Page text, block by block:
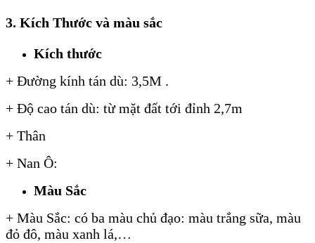
3. Kích Thước và màu sắc
Kích thước
+ Đường kính tán dù: 3,5M .
+ Độ cao tán dù: từ mặt đất tới đỉnh 2,7m
+ Thân
+ Nan Ô:
Màu Sắc
+ Màu Sắc: có ba màu chủ đạo: màu trắng sữa, màu
đỏ đô, màu xanh lá,…